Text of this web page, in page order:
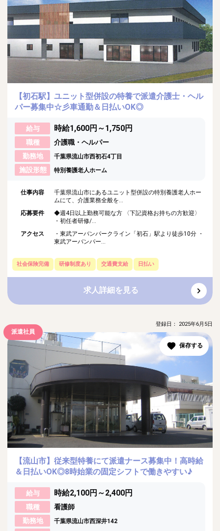
【初石駅】ユニット型併設の特養で派遣介護士・ヘル
パー募集中☆彡車通勤＆日払いOK◎
給与 時給1,600円～1,750円
職種
介護職・ヘルパー
勤務地
千葉県流山市西初石4丁目
施設形態 特別養護老人ホーム
仕事内容
千葉県流山市にあるユニット型併設の特別養護老人ホー
ムにて、介護業務全般を...
応募要件
◆週4日以上勤務可能な方 〈下記資格お持ちの方歓迎〉
・初任者研修/...
アクセス
・東武アーバンパークライン「初石」駅より徒歩10分 ・
東武アーバンパー...
社会保険完備 研修制度あり 交通費支給 日払い
求人詳細を見る
派遣社員
登録日： 2025年6月5日
【流山市】従来型特養にて派遣ナース募集中！高時給
＆日払いOK◎8時始業の固定シフトで働きやすい♪
給与 時給2,100円～2,400円
職種
看護師
勤務地
千葉県流山市西深井142